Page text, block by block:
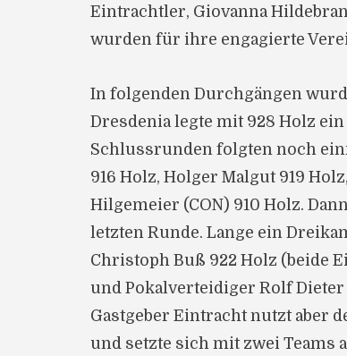
Eintrachtler, Giovanna
wurden für ihre engagierte
In folgenden Durchgängen
Dresdenia legte mit 928 Holz
Schlussrunden folgten noch
916 Holz, Holger Malgut 919
Hilgemeier (CON) 910 Holz.
letzten Runde. Lange ein
Christoph Buß 922 Holz (beide
und Pokalverteidiger Rolf
Gastgeber Eintracht nutzt aber
und setzte sich mit zwei Teams